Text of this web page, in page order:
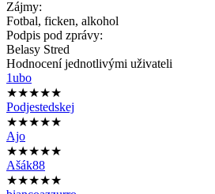
Zájmy:
Fotbal, ficken, alkohol
Podpis pod zprávy:
Belasy Stred
Hodnocení jednotlivými uživateli
1ubo
★★★★★
Podjestedskej
★★★★★
Ajo
★★★★★
Ašák88
★★★★★